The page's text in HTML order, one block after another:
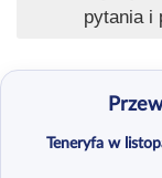
pytania i
Teneryfa w